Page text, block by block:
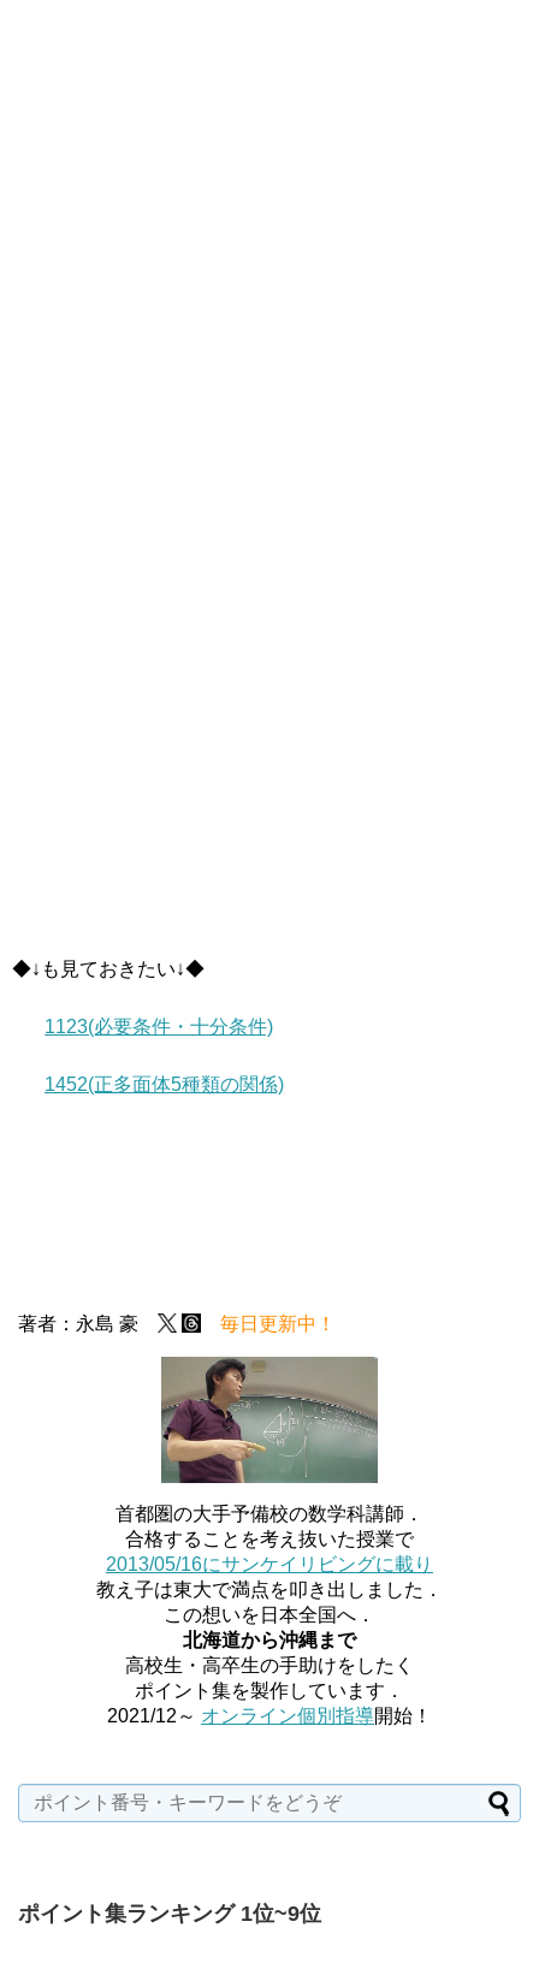
◆↓も見ておきたい↓◆
1123(必要条件・十分条件)
1452(正多面体5種類の関係)
著者：永島 豪 毎日更新中！
首都圏の大手予備校の数学科講師．
合格することを考え抜いた授業で
2013/05/16にサンケイリビングに載り
教え子は東大で満点を叩き出しました．
この想いを日本全国へ．
北海道から沖縄まで
高校生・高卒生の手助けをしたく
ポイント集を製作しています．
2021/12～ オンライン個別指導開始！
ポイント集ランキング 1位~9位